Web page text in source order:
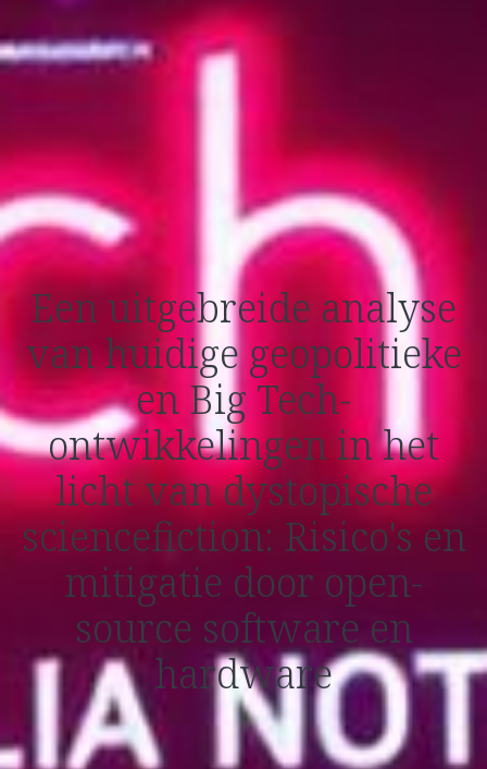
Een uitgebreide analyse
van huidige geopolitieke
en Big Tech-
ontwikkelingen in het
licht van dystopische
sciencefiction: Risico's en
mitigatie door open-
source software en
hardware